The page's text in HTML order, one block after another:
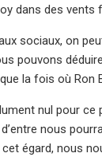
dans des
sociaux, on
pouvons
la fois où Ron
nul pour
nous
égard, nous